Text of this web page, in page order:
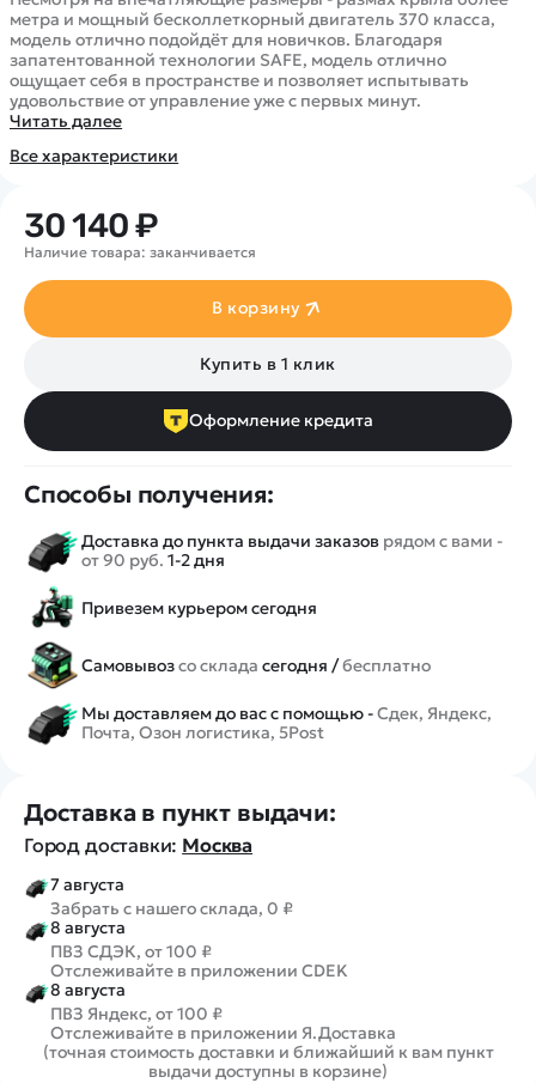
метра и мощный бесколлеткорный двигатель 370 класса,
модель отлично подойдёт для новичков. Благодаря
запатентованной технологии SAFE, модель отлично
ощущает себя в пространстве и позволяет испытывать
удовольствие от управление уже с первых минут.
Читать далее
Все характеристики
30 140 ₽
Наличие товара: заканчивается
В корзину
Купить в 1 клик
Оформление кредита
Способы получения:
Доставка до пункта выдачи заказов рядом с вами -
от 90 руб. 1-2 дня
Привезем курьером сегодня
Самовывозсо склада сегодня /бесплатно
Мы доставляем до вас с помощью -Сдек, Яндекс,
Почта, Озон логистика, 5Post
Доставка в пункт выдачи:
Город доставки: Москва
7 августа
Забрать с нашего склада, 0 ₽
8 августа
ПВЗ СДЭК, от 100 ₽
Отслеживайте в приложении CDEK
8 августа
ПВЗ Яндекс, от 100 ₽
Отслеживайте в приложении Я.Доставка
(точная стоимость доставки и ближайший к вам пункт
выдачи доступны в корзине)
Вертолеты
Катера
Роботы
Самолеты
Детские электромобили
Железные дороги
Запчасти для моделей
Блог
Статьи про беспилотники
Обзор квадрокоптеров
Аренда Квадрокоптеров
Покупка в кредит
Контакты
Оплата и доставка
Помощь
Отследить заказ